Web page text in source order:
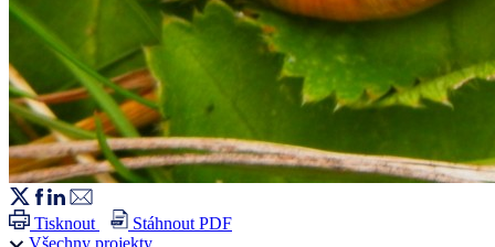
Tisknout
Stáhnout PDF
Všechny projekty